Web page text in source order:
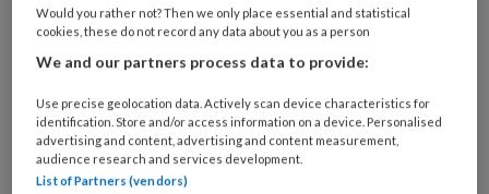
Sanne Pronk, adviseur
arbeidsmarktcommunicatie
E-mail:arbeidsmarkt@bsl.nl
Telefoon: 06 – 1152 2825
Klik hier voormeer informatie over
arbeidsmarktcommunicatie
Would you rather not? Then we only place essential and statistical
cookies, these do not record any data about you as a person
We and our partners process data to provide:
Use precise geolocation data. Actively scan device characteristics for
identification. Store and/or access information on a device. Personalised
advertising and content, advertising and content measurement,
audience research and services development.
List of Partners (vendors)